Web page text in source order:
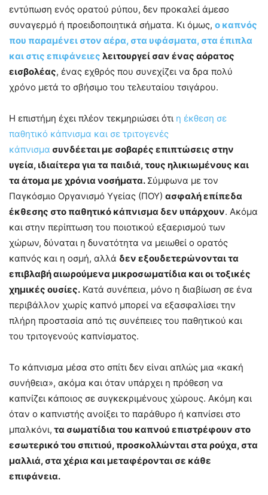
εντύπωση ενός ορατού ρύπου, δεν προκαλεί άμεσο
συναγερμό ή προειδοποιητικά σήματα. Κι όμως, ο καπνός
που παραμένει στον αέρα, στα υφάσματα, στα έπιπλα
και στις επιφάνειες λειτουργεί σαν ένας αόρατος
εισβολέας, ένας εχθρός που συνεχίζει να δρα πολύ
χρόνο μετά το σβήσιμο του τελευταίου τσιγάρου.
Η επιστήμη έχει πλέον τεκμηριώσει ότι η έκθεση σε
παθητικό κάπνισμα και σε τριτογενές
κάπνισμα συνδέεται με σοβαρές επιπτώσεις στην
υγεία, ιδιαίτερα για τα παιδιά, τους ηλικιωμένους και
τα άτομα με χρόνια νοσήματα. Σύμφωνα με τον
Παγκόσμιο Οργανισμό Υγείας (ΠΟΥ) ασφαλή επίπεδα
έκθεσης στο παθητικό κάπνισμα δεν υπάρχουν. Ακόμα
και στην περίπτωση του ποιοτικού εξαερισμού των
χώρων, δύναται η δυνατότητα να μειωθεί ο ορατός
καπνός και η οσμή, αλλά δεν εξουδετερώνονται τα
επιβλαβή αιωρούμενα μικροσωματίδια και οι τοξικές
χημικές ουσίες. Κατά συνέπεια, μόνο η διαβίωση σε ένα
περιβάλλον χωρίς καπνό μπορεί να εξασφαλίσει την
πλήρη προστασία από τις συνέπειες του παθητικού και
του τριτογενούς καπνίσματος.
Το κάπνισμα μέσα στο σπίτι δεν είναι απλώς μια «κακή
συνήθεια», ακόμα και όταν υπάρχει η πρόθεση να
καπνίζει κάποιος σε συγκεκριμένους χώρους. Ακόμη και
όταν ο καπνιστής ανοίξει το παράθυρο ή καπνίσει στο
μπαλκόνι, τα σωματίδια του καπνού επιστρέφουν στο
εσωτερικό του σπιτιού, προσκολλώνται στα ρούχα, στα
μαλλιά, στα χέρια και μεταφέρονται σε κάθε
επιφάνεια.